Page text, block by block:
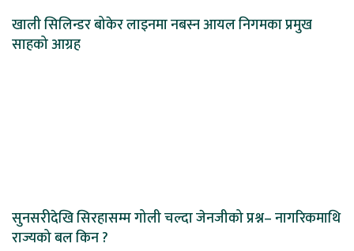
खाली सिलिन्डर बोकेर लाइनमा नबस्न आयल निगमका प्रमुख
साहको आग्रह
सुनसरीदेखि सिरहासम्म गोली चल्दा जेनजीको प्रश्न– नागरिकमाथि
राज्यको बल किन ?